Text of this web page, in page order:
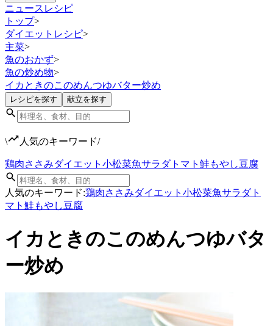
ニュース レシピ
トップ>
ダイエットレシピ>
主菜>
魚のおかず>
魚の炒め物>
イカときのこのめんつゆバター炒め
レシピを探す 献立を探す
\ 人気のキーワード/
鶏肉ささみダイエット 小松菜魚サラダトマト 鮭 もやし豆腐
人気のキーワード:鶏肉ささみダイエット 小松菜魚サラダト
マト 鮭 もやし豆腐
イカときのこのめんつゆバタ
ー炒め